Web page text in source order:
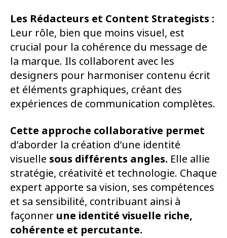
Les Rédacteurs et Content Strategists :
Leur rôle, bien que moins visuel, est
crucial pour la cohérence du message de
la marque. Ils collaborent avec les
designers pour harmoniser contenu écrit
et éléments graphiques, créant des
expériences de communication complètes.
Cette approche collaborative permet
d’aborder la création d’une identité
visuelle sous différents angles. Elle allie
stratégie, créativité et technologie. Chaque
expert apporte sa vision, ses compétences
et sa sensibilité, contribuant ainsi à
façonner une identité visuelle riche,
cohérente et percutante.